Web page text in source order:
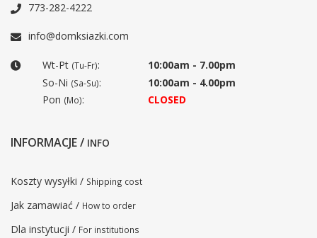
773-282-4222
info@domksiazki.com
Wt-Pt (Tu-Fr):
10:00am - 7.00pm
So-Ni (Sa-Su):
10:00am - 4.00pm
Pon (Mo): CLOSED
INFORMACJE / INFO
Koszty wysyłki / Shipping cost
Jak zamawiać / How to order
Dla instytucji / For institutions